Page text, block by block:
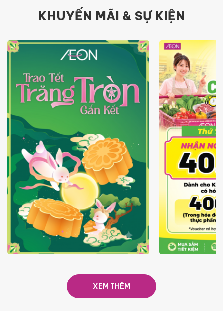
KHUYẾN MÃI & SỰ KIỆN
TRAO TẾT TRĂNG TRÒN GẮN
GIÁ LUÔN
XEM THÊM